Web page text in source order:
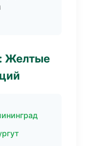
Желтые